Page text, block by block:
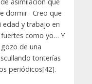
dormir. Creo que
edad y trabajo en
como yo… Y
de una
tonterías
periódicos[42].